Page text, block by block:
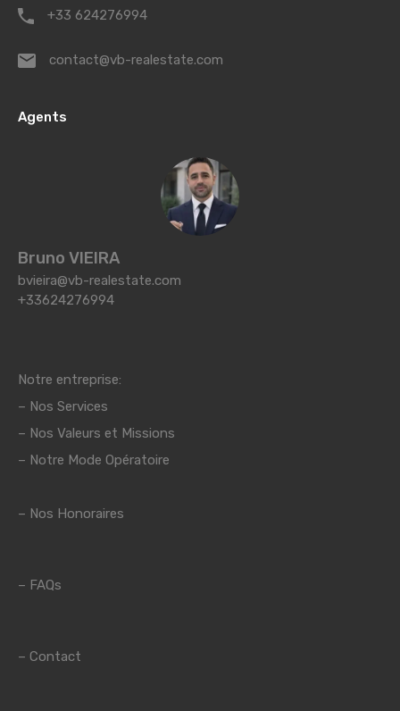
+33 624276994
contact@vb-realestate.com
Agents
Bruno VIEIRA
bvieira@vb-realestate.com
+33624276994
Notre entreprise:
– Nos Services
– Nos Valeurs et Missions
– Notre Mode Opératoire
– Nos Honoraires
– FAQs
– Contact